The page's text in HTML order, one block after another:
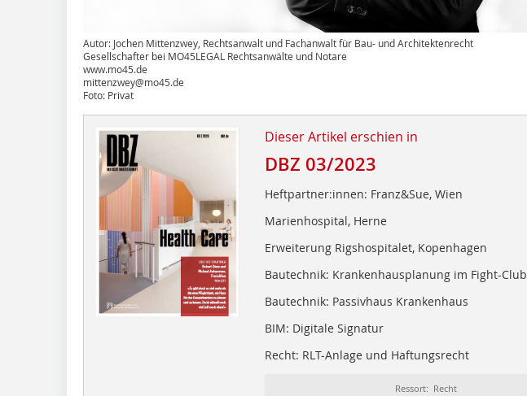
Autor: Jochen Mittenzwey, Rechtsanwalt und Fachanwalt für Bau- und Architektenrecht
Gesellschafter bei MO45LEGAL Rechtsanwälte und Notare
www.mo45.de
mittenzwey@mo45.de
Foto: Privat
Dieser Artikel erschien in
DBZ 03/2023
Heftpartner:innen: Franz&Sue, Wien
Marienhospital, Herne
Erweiterung Rigshospitalet, Kopenhagen
Bautechnik: Krankenhausplanung im Fight-Club
Bautechnik: Passivhaus Krankenhaus
BIM: Digitale Signatur
Recht: RLT-Anlage und Haftungsrecht
Ressort: Recht